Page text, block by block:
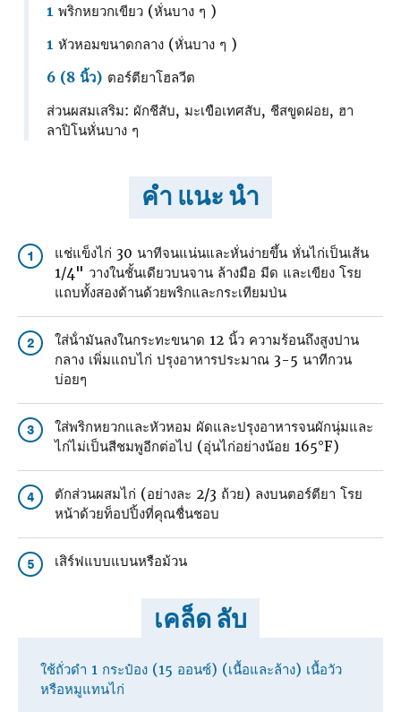
1 พริกหยวกเขียว (หั่นบาง ๆ )
1 หัวหอมขนาดกลาง (หั่นบาง ๆ )
6 (8 นิ้ว) ตอร์ตียาโฮลวีต
ส่วนผสมเสริม: ผักชีสับ, มะเขือเทศสับ, ชีสขูดฝอย, ฮา
ลาปิโนหั่นบาง ๆ
คำ แนะ นำ
1
แช่แข็งไก่ 30 นาทีจนแน่นและหั่นง่ายขึ้น หั่นไก่เป็นเส้น
1/4" วางในชั้นเดียวบนจาน ล้างมือ มีด และเขียง โรย
แถบทั้งสองด้านด้วยพริกและกระเทียมป่น
2
ใส่น้ํามันลงในกระทะขนาด 12 นิ้ว ความร้อนถึงสูงปาน
กลาง เพิ่มแถบไก่ ปรุงอาหารประมาณ 3-5 นาทีกวน
บ่อยๆ
3
ใส่พริกหยวกและหัวหอม ผัดและปรุงอาหารจนผักนุ่มและ
ไก่ไม่เป็นสีชมพูอีกต่อไป (อุ่นไก่อย่างน้อย 165°F)
4
ตักส่วนผสมไก่ (อย่างละ 2/3 ถ้วย) ลงบนตอร์ตียา โรย
หน้าด้วยท็อปปิ้งที่คุณชื่นชอบ
5 เสิร์ฟแบบแบนหรือม้วน
เคล็ด ลับ
ใช้ถั่วดํา 1 กระป๋อง (15 ออนซ์) (เนื้อและล้าง) เนื้อวัว
หรือหมูแทนไก่